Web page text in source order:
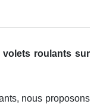
volets roulants sur
nous proposons